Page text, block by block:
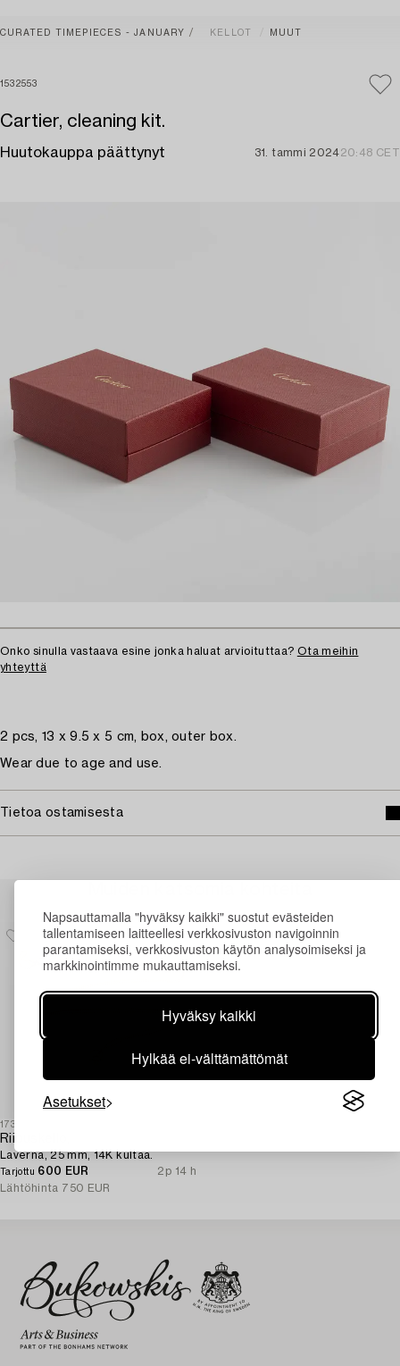
Napsauttamalla "hyväksy kaikki" suostut evästeiden
tallentamiseen laitteellesi verkkosivuston navigoinnin
parantamiseksi, verkkosivuston käytön analysoimiseksi ja
markkinointimme mukauttamiseksi.
Hyväksy kaikki
Hylkää ei-välttämättömät
Asetukset
CURATED TIMEPIECES - JANUARY KELLOT MUUT
1532553
Cartier, cleaning kit.
Huutokauppa päättynyt 31. tammi 202420:48 CET
Onko sinulla vastaava esine jonka haluat arvioituttaa? Ota meihin
yhteyttä
2 pcs, 13 x 9.5 x 5 cm, box, outer box.
Wear due to age and use.
Tietoa ostamisesta
1730403
Riipuskello,
Laverna, 25 mm, 14K kultaa.
Tarjottu 600 EUR
2p 14 h
Lähtöhinta 750 EUR